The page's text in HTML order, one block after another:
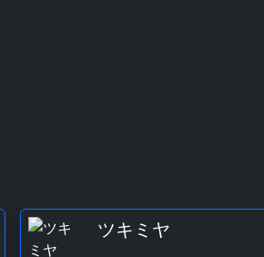
ツキミヤ